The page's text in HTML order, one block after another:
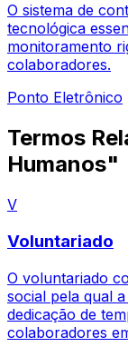
O sistema de
tecnológica
monitoramento
colaboradores.
Ponto Eletrônico
Termos
Humanos"
V
Voluntariado
O voluntariado
social pela qual
dedicação de
colaboradores